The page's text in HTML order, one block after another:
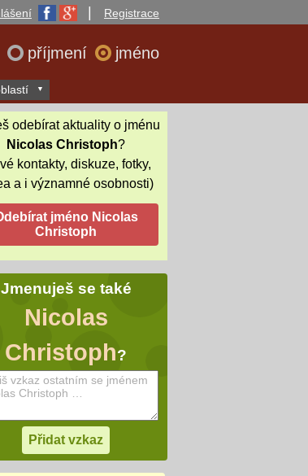
Registrace
příjmení jméno
odebírat aktuality o jménu
Nicolas Christoph?
kontakty, diskuze, fotky,
a i významné osobnosti)
Jmenuješ se také
Nicolas
Christoph?